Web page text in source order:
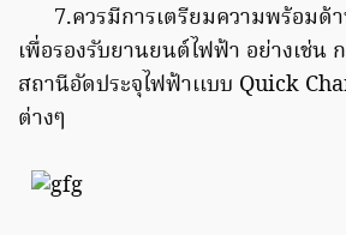
7.ควรมีการเตรียมความพร้อมด้า
เพื่อรองรับยานยนต์ไฟฟ้า อย่างเช่น
สถานีอัดประจุไฟฟ้าเเบบ Quick
ต่างๆ